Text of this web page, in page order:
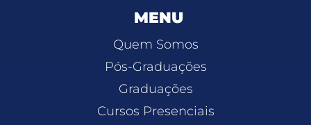
MENU
Quem Somos
Pós-Graduações
Graduações
Cursos Presenciais